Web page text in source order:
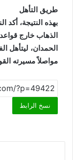
طريق التأهل
بهذه النتيجة،
مواصلاً مسيرته
نسخ الرابط